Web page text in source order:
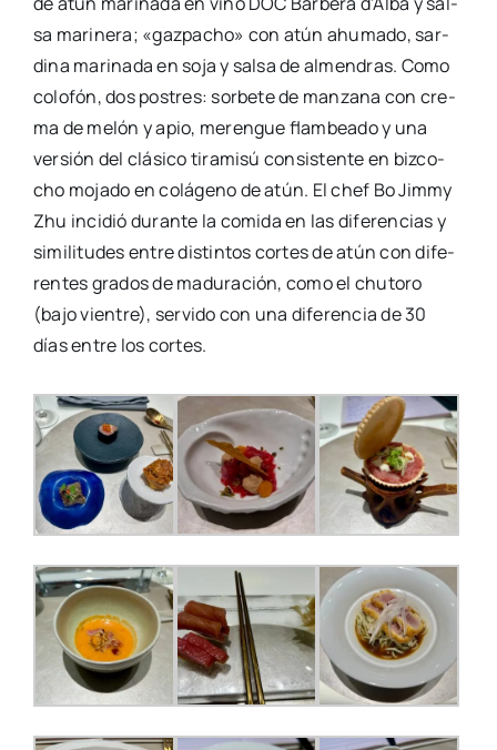
sa mari­ne­ra; «gaz­pa­cho» con atún ahu­ma­do, sar­
di­na mari­na­da en soja y sal­sa de almen­dras. Como
colo­fón, dos pos­tres: sor­be­te de man­za­na con cre­
ma de melón y apio, meren­gue flam­bea­do y una
ver­sión del clá­si­co tira­mi­sú con­sis­ten­te en biz­co­
cho moja­do en colá­geno de atún. El chef Bo Jimmy
Zhu inci­dió duran­te la comi­da en las dife­ren­cias y
simi­li­tu­des entre dis­tin­tos cor­tes de atún con dife­
ren­tes gra­dos de madu­ra­ción, como el chu­to­ro
(bajo vien­tre), ser­vi­do con una dife­ren­cia de 30
días entre los cor­tes.